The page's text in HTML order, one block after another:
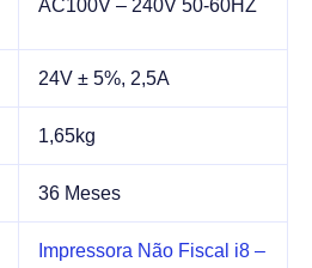
AC100V – 240V 50-60HZ
24V ± 5%, 2,5A
1,65kg
36 Meses
Impressora Não Fiscal i8 –